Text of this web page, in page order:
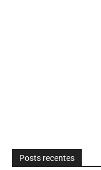
Posts recentes